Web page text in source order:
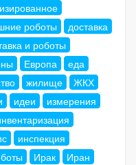
роботы
доставка
и роботы
Европа
еда
жилище
ЖКХ
идеи
измерения
инспекция
Ирак
Иран